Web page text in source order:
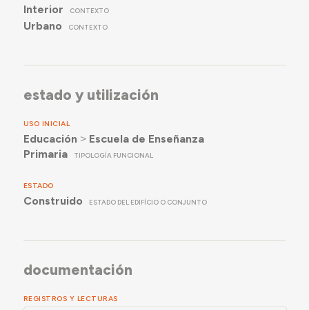
Interior CONTEXTO
Urbano CONTEXTO
estado y utilización
USO INICIAL
Educación ˃ Escuela de Enseñanza
Primaria
TIPOLOGÍA FUNCIONAL
ESTADO
Construido ESTADO DEL EDIFÍCIO O CONJUNTO
documentación
REGISTROS Y LECTURAS